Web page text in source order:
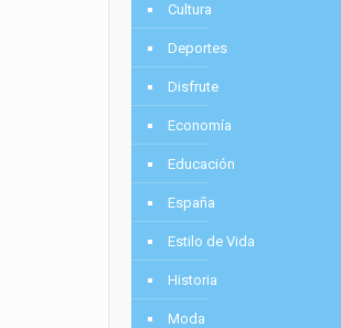
Cultura
Deportes
Disfrute
Economía
Educación
España
Estilo de Vida
Historia
Moda